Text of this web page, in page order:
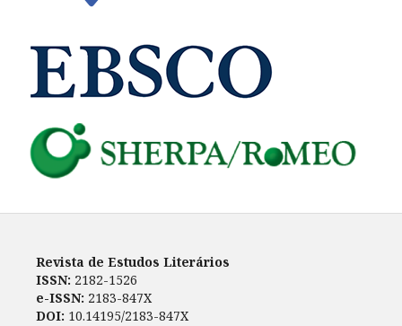
Revista de Estudos Literários
ISSN: 2182-1526
e-ISSN: 2183-847X
DOI: 10.14195/2183-847X